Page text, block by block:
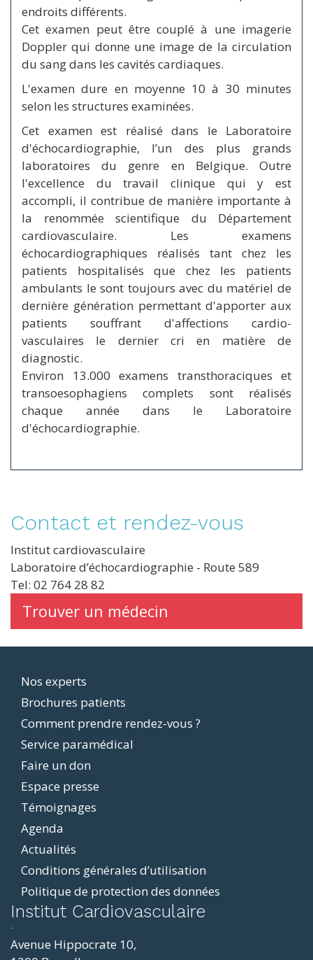
endroits différents.
Cet examen peut être couplé à une imagerie
Doppler qui donne une image de la circulation
du sang dans les cavités cardiaques.
L'examen dure en moyenne 10 à 30 minutes
selon les structures examinées.
Cet examen est réalisé dans le Laboratoire
d'échocardiographie, l’un des plus grands
laboratoires du genre en Belgique. Outre
l'excellence du travail clinique qui y est
accompli, il contribue de manière importante à
la renommée scientifique du Département
cardiovasculaire. Les examens
échocardiographiques réalisés tant chez les
patients hospitalisés que chez les patients
ambulants le sont toujours avec du matériel de
dernière génération permettant d'apporter aux
patients souffrant d'affections cardio-
vasculaires le dernier cri en matière de
diagnostic.
Environ 13.000 examens transthoraciques et
transoesophagiens complets sont réalisés
chaque année dans le Laboratoire
d'échocardiographie.
Contact et rendez-vous
Institut cardiovasculaire
Laboratoire d’échocardiographie - Route 589
Tel: 02 764 28 82
Trouver un médecin
Footer
menu
Nos experts
Brochures patients
Comment prendre rendez-vous ?
Service paramédical
Faire un don
Espace presse
Témoignages
Agenda
Actualités
Conditions générales d’utilisation
Politique de protection des données
Institut Cardiovasculaire
Avenue Hippocrate 10,